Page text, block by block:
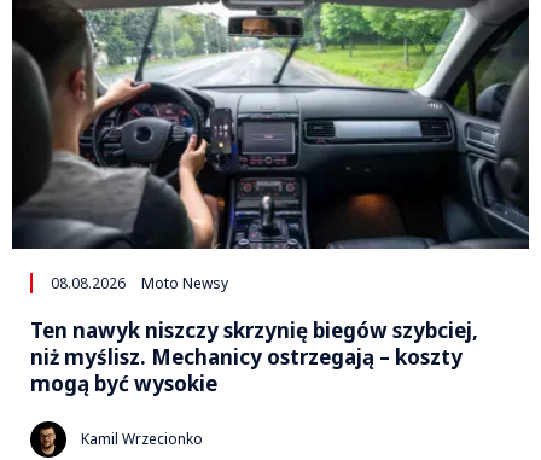
08.08.2026 Moto Newsy
Ten nawyk niszczy skrzynię biegów szybciej,
niż myślisz. Mechanicy ostrzegają – koszty
mogą być wysokie
Kamil Wrzecionko